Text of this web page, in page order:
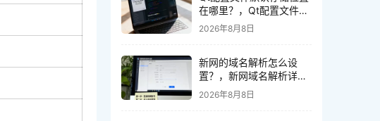
在哪里？，Qt配置文件路
径如何查找和修改
2026年8月8日
新网的域名解析怎么设
置？，新网域名解析详细
设置步骤
2026年8月8日